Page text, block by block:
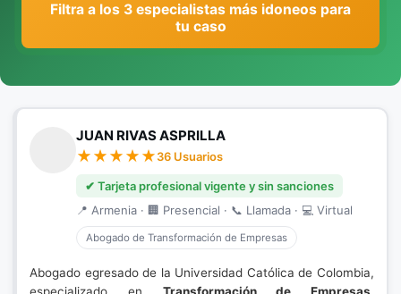
Filtra a los 3 especialistas más idoneos para
tu caso
JUAN RIVAS ASPRILLA
36 Usuarios
✔ Tarjeta profesional vigente y sin sanciones
📍 Armenia · 🏢 Presencial · 📞 Llamada · 💻 Virtual
Abogado de Transformación de Empresas
Abogado egresado de la Universidad Católica de Colombia,